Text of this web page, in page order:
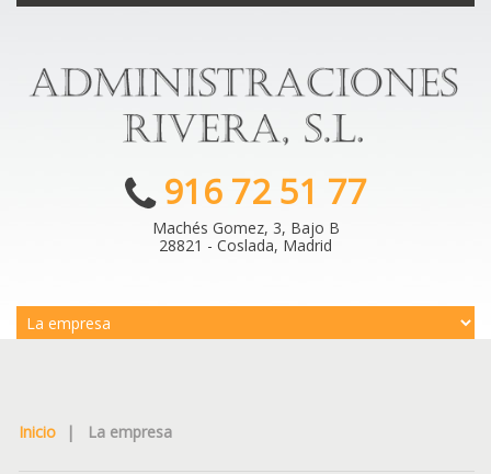
916 72 51 77
Machés Gomez, 3, Bajo B
28821 - Coslada, Madrid
Inicio | La empresa